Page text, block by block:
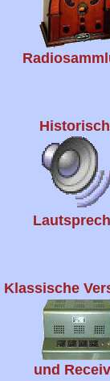
Klassische
und